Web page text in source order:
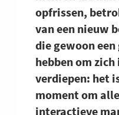
opfrissen,
van een nieuw
die gewoon
hebben om
verdiepen: het
moment om
interactieve